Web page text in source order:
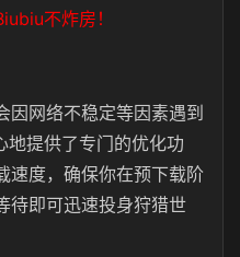
不炸房！
网络不稳定等因素遇到
地提供了专门的优化功
速度，确保你在预下载阶
待即可迅速投身狩猎世